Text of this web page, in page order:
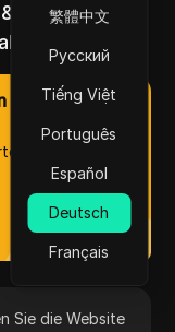
繁體中文
Русский
Tiếng Việt
Português
Español
Deutsch
Français
Aktionscodes
2025
Rabatt von
bitte haben
Sie die Website